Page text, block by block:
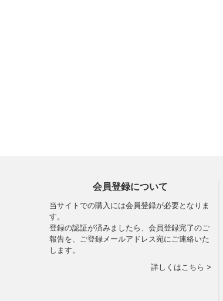
会員登録について
当サイトでの購入には会員登録が必要となりま
す。
登録の認証が済みましたら、会員登録完了のご
報告を、ご登録メールアドレス宛にご連絡いた
します。
詳しくはこちら >